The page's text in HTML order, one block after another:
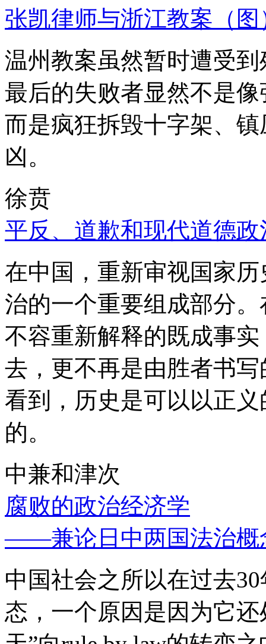
张凯律师与浙江教案（图
温州教案虽然暂时遭受
最后的失败者显然不是
而是疯狂拆毁十字架、
凶。
徐贲
平反、道歉和现代道德政
在中国，重新审视国家
治的一个重要组成部分
不容重新解释的既成事
去，更不再是由胜者书
看到，历史是可以以正
的。
中兼和津次
腐败的政治经济学
——兼论日中两国法治概
中国社会之所以在过去
态，一个原因是因为它